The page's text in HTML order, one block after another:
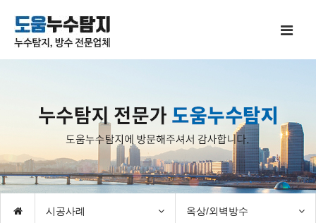
시공사례 옥상/외벽방수